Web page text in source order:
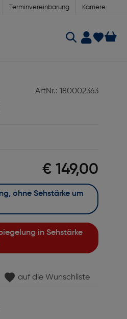
Terminvereinbarung Karriere
ArtNr.: 180002363
€ 149,00
auf die Wunschliste